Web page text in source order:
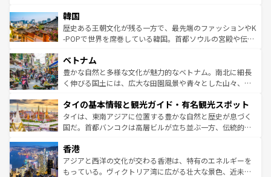
はコンテンツ一覧
いる。アクティビティも充実しており、サーフィンやダイ
ビング、ハイキングなど、アウトドア好きにはたまらな
い。オーストラリアの多彩な魅力を存分に味わいつくそ
参照してほしい。
ン）、静ひつな山岳地帯である台湾東部など、都市の喧騒
と山間の静けさが共存しており、訪れる人に新しい発見と
驚きをもたらしてくれる。また、奥深い台湾の食文化も魅
容にもいいと評判のスイーツなど、バラエティ豊かな料理
が味わえる。 なお、新着の台湾情報は コンテンツ一覧を参
照してほしい。
韓国
歴史ある王朝文化が残る一方で、最先端のファッションやK
-POPで世界を席巻している韓国。首都ソウルの宮殿や伝統
き、地方に足を延ばせば四季折々の自然美を楽しむことが
できる。そして、キムチや焼肉、絶品のストリートフード
まで、さまざまな韓国料理が待っている。夜には、韓国な
リティに包まれながら、韓国の多彩な魅力を心ゆくまで味
わってみてほしい。 なお、新着の韓国情報はコンテンツ一
覧を参照してほしい。
ベトナム
豊かな自然と多様な文化が魅力的なベトナム。南北に細長
く伸びる国土には、広大な田園風景や青々とした山々、世
急速な発展と共に伝統が息づく。ハノイの古い町並みやホ
ーチミン市のフランス統治時代の建物も、独特の雰囲気を
醸し出している。また、バラエティの豊かさとおいしさで
とつ。フォーやバインミー、ベトナムコーヒーなどは、ぜ
ひ現地で味わいたい。どの地域を訪れてもあたたかい人々
が旅行者を迎えてくれるので、きっと忘れられない旅にな
タイの基本情報と観光ガイド・有名観光スポット
タイは、東南アジアに位置する豊かな自然と歴史が息づく
国だ。首都バンコクは高層ビルが立ち並ぶ一方、伝統的な
の活気が交差している。北部ではチェンマイなどの山岳地
帯で自然と触れ合い、南部ではプーケットやクラビの美し
いビーチでリゾート気分を楽しむことができる。タイ料理
香港
アジアと西洋の文化が交わる香港は、特有のエネルギーを
もっている。ヴィクトリア湾に広がる壮大な景色、近未来